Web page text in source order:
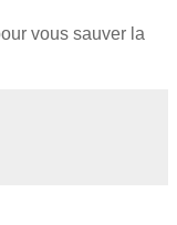
vous sauver la